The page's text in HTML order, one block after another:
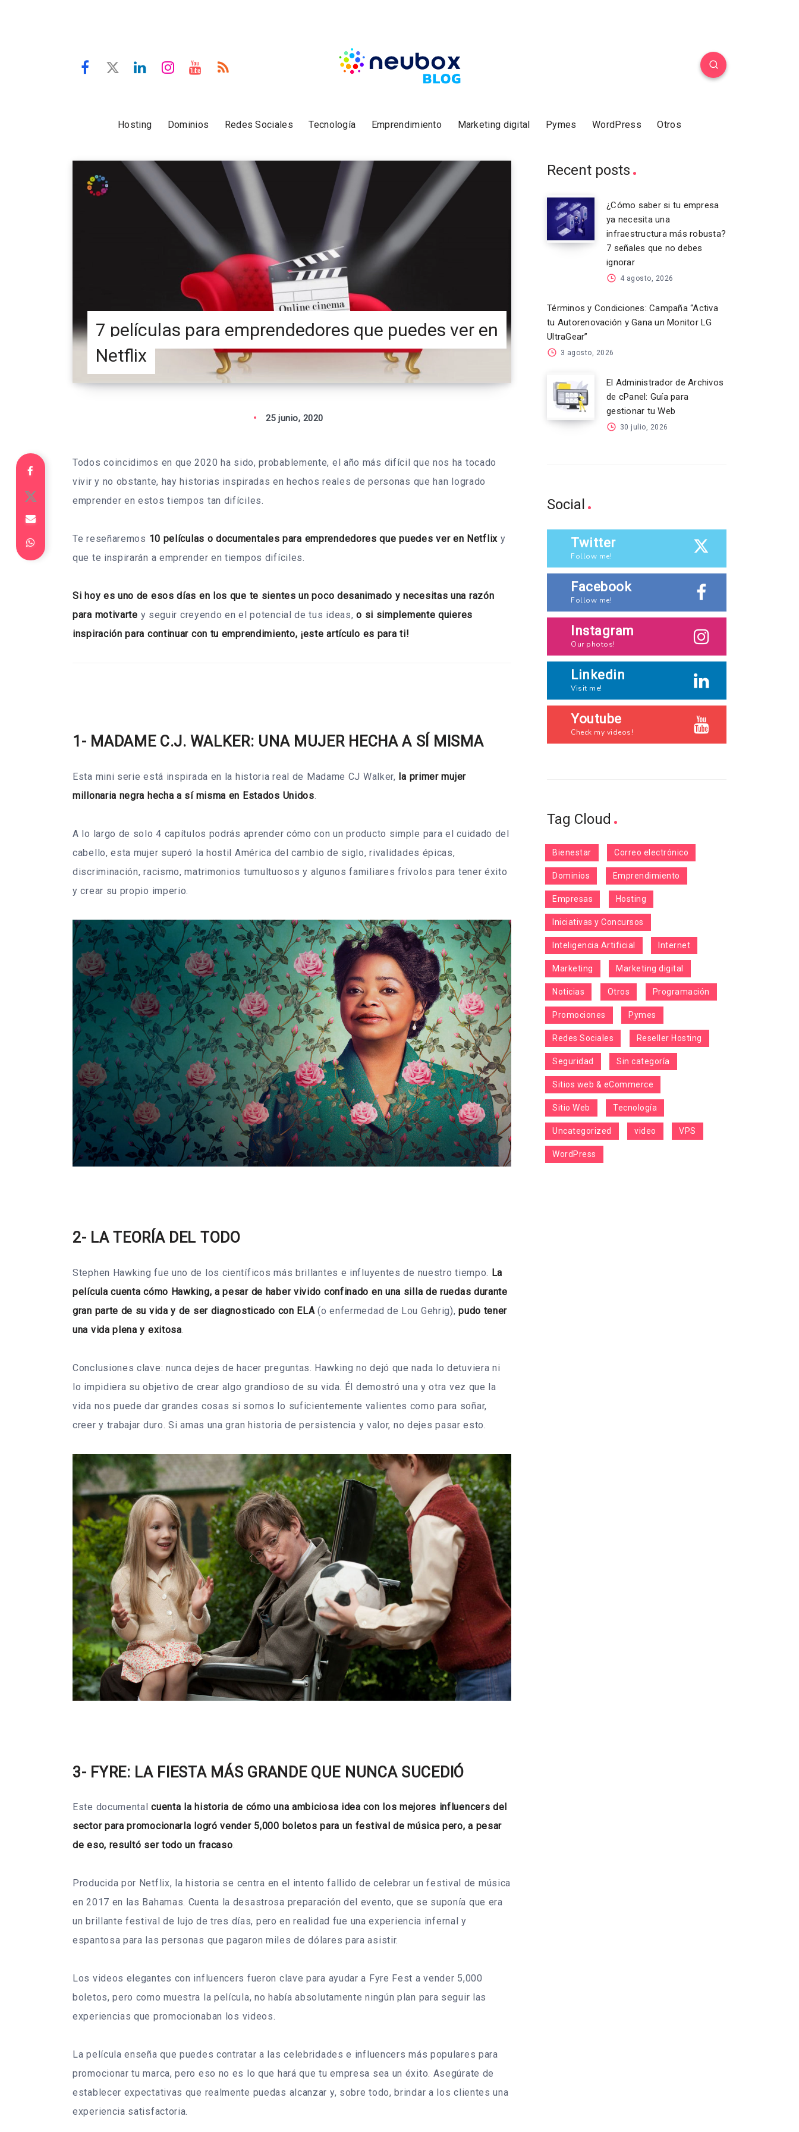
Hosting Dominios Redes Sociales Tecnología Emprendimiento Marketing digital Pymes WordPress Otros
7 películas para emprendedores que puedes ver en
Netflix
25 junio, 2020
Todos coincidimos en que 2020 ha sido, probablemente, el año más difícil que nos ha tocado
vivir y no obstante, hay historias inspiradas en hechos reales de personas que han logrado
emprender en estos tiempos tan difíciles.
Te reseñaremos 10 películas o documentales para emprendedores que puedes ver en Netflixy
que te inspirarán a emprender en tiempos difíciles.
Si hoy es uno de esos días en los que te sientes un poco desanimado y necesitas una razón
para motivarte y seguir creyendo en el potencial de tus ideas,o si simplemente quieres
inspiración para continuar con tu emprendimiento, ¡este artículo es para ti!
1- MADAME C.J. WALKER: UNA MUJER HECHA A SÍ MISMA
Esta mini serie está inspirada en la historia real de Madame CJ Walker, la primer mujer
millonaria negra hecha a sí misma en Estados Unidos.
A lo largo de solo 4 capítulos podrás aprender cómo con un producto simple para el cuidado del
cabello, esta mujer superó la hostil América del cambio de siglo, rivalidades épicas,
discriminación, racismo, matrimonios tumultuosos y algunos familiares frívolos para tener éxito
y crear su propio imperio.
2- LA TEORÍA DEL TODO
Stephen Hawking fue uno de los científicos más brillantes e influyentes de nuestro tiempo. La
película cuenta cómo Hawking, a pesar de haber vivido confinado en una silla de ruedas durante
gran parte de su vida y de ser diagnosticado con ELA(o enfermedad de Lou Gehrig),pudo tener
una vida plena y exitosa.
Conclusiones clave: nunca dejes de hacer preguntas. Hawking no dejó que nada lo detuviera ni
lo impidiera su objetivo de crear algo grandioso de su vida. Él demostró una y otra vez que la
vida nos puede dar grandes cosas si somos lo suficientemente valientes como para soñar,
creer y trabajar duro. Si amas una gran historia de persistencia y valor, no dejes pasar esto.
3- FYRE: LA FIESTA MÁS GRANDE QUE NUNCA SUCEDIÓ
Este documentalcuenta la historia de cómo una ambiciosa idea con los mejores influencers del
sector para promocionarla logró vender 5,000 boletos para un festival de música pero, a pesar
de eso, resultó ser todo un fracaso.
Producida por Netflix, la historia se centra en el intento fallido de celebrar un festival de música
en 2017 en las Bahamas. Cuenta la desastrosa preparación del evento, que se suponía que era
un brillante festival de lujo de tres días, pero en realidad fue una experiencia infernal y
espantosa para las personas que pagaron miles de dólares para asistir.
Los videos elegantes con influencers fueron clave para ayudar a Fyre Fest a vender 5,000
boletos, pero como muestra la película, no había absolutamente ningún plan para seguir las
experiencias que promocionaban los videos.
La película enseña que puedes contratar a las celebridades e influencers más populares para
promocionar tu marca, pero eso no es lo que hará que tu empresa sea un éxito. Asegúrate de
establecer expectativas que realmente puedas alcanzar y, sobre todo, brindar a los clientes una
experiencia satisfactoria.
Recent posts
¿Cómo saber si tu empresa
ya necesita una
infraestructura más robusta?
7 señales que no debes
ignorar
4 agosto, 2026
Términos y Condiciones: Campaña “Activa
tu Autorenovación y Gana un Monitor LG
UltraGear”
3 agosto, 2026
El Administrador de Archivos
de cPanel: Guía para
gestionar tu Web
30 julio, 2026
Social
Twitter
Follow me!
Facebook
Follow me!
Instagram
Our photos!
Linkedin
Visit me!
Youtube
Check my videos!
Tag Cloud
Bienestar Correo electrónico
Dominios Emprendimiento
Empresas Hosting
Iniciativas y Concursos
Inteligencia Artificial Internet
Marketing Marketing digital
Noticias Otros Programación
Promociones Pymes
Redes Sociales Reseller Hosting
Seguridad Sin categoría
Sitios web & eCommerce
Sitio Web Tecnología
Uncategorized video VPS
WordPress